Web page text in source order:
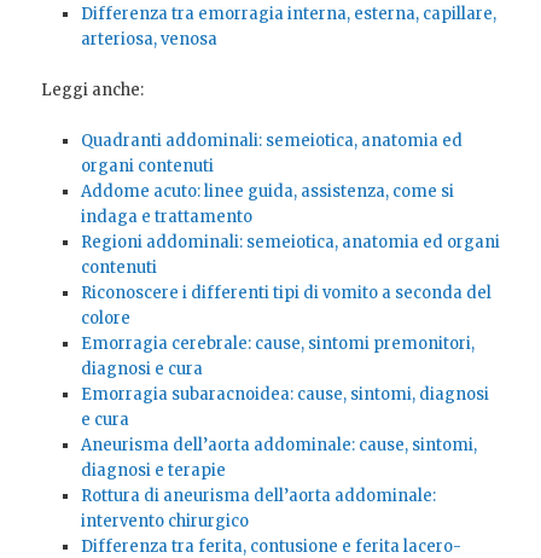
Differenza tra emorragia interna, esterna, capillare,
arteriosa, venosa
Leggi anche:
Quadranti addominali: semeiotica, anatomia ed
organi contenuti
Addome acuto: linee guida, assistenza, come si
indaga e trattamento
Regioni addominali: semeiotica, anatomia ed organi
contenuti
Riconoscere i differenti tipi di vomito a seconda del
colore
Emorragia cerebrale: cause, sintomi premonitori,
diagnosi e cura
Emorragia subaracnoidea: cause, sintomi, diagnosi
e cura
Aneurisma dell’aorta addominale: cause, sintomi,
diagnosi e terapie
Rottura di aneurisma dell’aorta addominale:
intervento chirurgico
Differenza tra ferita, contusione e ferita lacero-